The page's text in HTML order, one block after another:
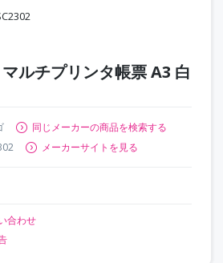
ルチプリンタ帳票 A3 白
同じメーカーの商品を検索する
メーカーサイトを見る
合わせ